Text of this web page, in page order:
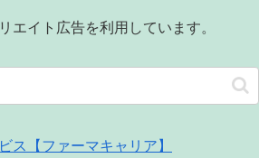
エイト広告を利用しています。
ス【ファーマキャリア】